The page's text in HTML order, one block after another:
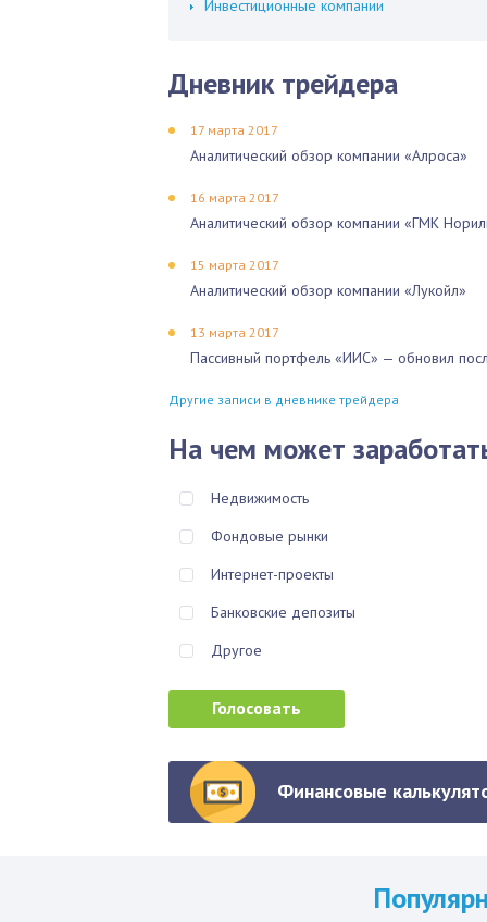
Инвестиционные компании
Дневник трейдера
17 марта 2017
Аналитический обзор компании «Алроса»
16 марта 2017
Аналитический обзор компании «ГМК
15 марта 2017
Аналитический обзор компании «Лукойл»
13 марта 2017
Пассивный портфель «ИИС» — обновил
Другие записи в дневнике трейдера
На чем может
Недвижимость
Фондовые рынки
Интернет-проекты
Банковские депозиты
Другое
Финансовые